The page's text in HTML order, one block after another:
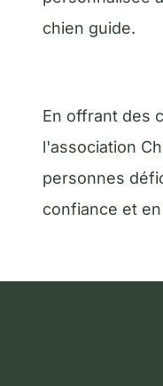
chien guide.
En offrant des
l'association
personnes
confiance et